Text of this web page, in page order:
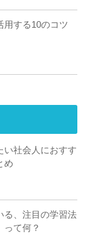
用する10のコツ
い社会人におすす
め
る、注目の学習法
って何？